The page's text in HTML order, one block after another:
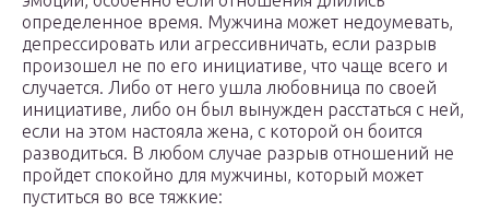
определенное время. Мужчина может недоумевать,
депрессировать или агрессивничать, если разрыв
произошел не по его инициативе, что чаще всего и
случается. Либо от него ушла любовница по своей
инициативе, либо он был вынужден расстаться с ней,
если на этом настояла жена, с которой он боится
разводиться. В любом случае разрыв отношений не
пройдет спокойно для мужчины, который может
пуститься во все тяжкие: